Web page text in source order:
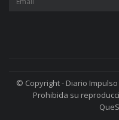
© Copyright - Diario
Prohibida su